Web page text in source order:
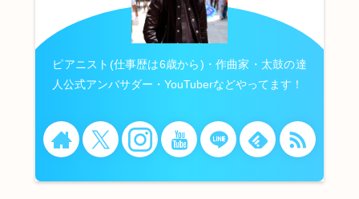
ピアニスト(仕事歴は6歳から)・作曲家・太鼓の達
人公式アンバサダー・YouTuberなどやってます！